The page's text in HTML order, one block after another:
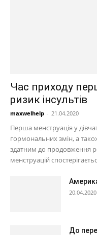
Час приходу
ризик інсультів
maxwelhelp - 21.04.2020
Перша менструація у
гормональних змін, а
здатним до продовження
менструацій
20.04.2020
До